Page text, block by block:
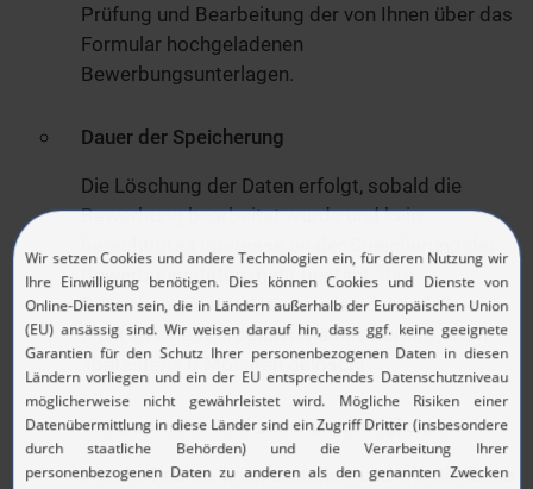
Prüfung und Bearbeitung der von Ihnen über das
Formular hochgeladenen
Bewerbungsunterlagen.
Dauer der Speicherung
Die Löschung der Daten erfolgt, sobald die
Bewerbung bearbeitet wurde und kein
Bewerbungsdaten mehr besteht. Ihre
Bewerbungsunterlagen werden daher, falls es
nicht zu einem Arbeitsverhältnis kommt, nach
spätestens 6 Monaten gelöscht.
Widerspruchs- und Löschungsmöglichkeit
Welche Rechte ihnen zustehen, und wie Sie diese